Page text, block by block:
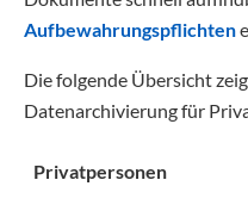
Aufbewahrungspflichten
Die folgende Übersicht
Datenarchivierung für
Privatpersonen